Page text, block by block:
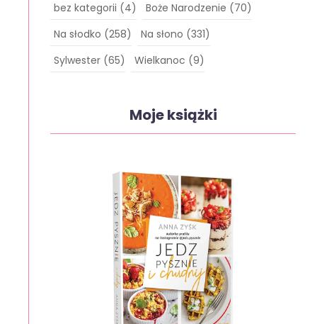
bez kategorii (4) Boże Narodzenie (70)
Na słodko (258) Na słono (331)
Sylwester (65) Wielkanoc (9)
Moje książki